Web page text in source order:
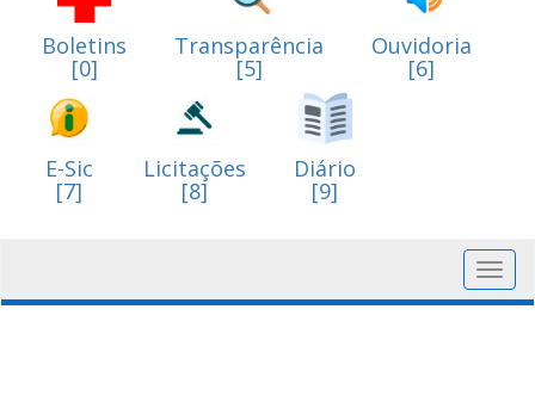
Boletins
[0]
Transparência
[5]
Ouvidoria
[6]
E-Sic
[7]
Licitações
[8]
Diário
[9]